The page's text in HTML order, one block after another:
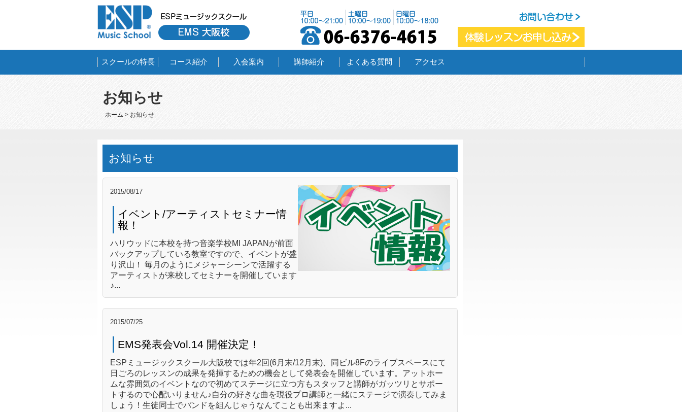
スクールの特長 コース紹介 入会案内 講師紹介 よくある質問 アクセス
お知らせ
ホーム > お知らせ
お知らせ
2015/08/17
イベント/アーティストセミナー情
報！
ハリウッドに本校を持つ音楽学校MI JAPANが前面
バックアップしている教室ですので、イベントが盛
り沢山！ 毎月のようにメジャーシーンで活躍する
アーティストが来校してセミナーを開催しています
♪...
2015/07/25
EMS発表会Vol.14 開催決定！
ESPミュージックスクール大阪校では年2回(6月末/12月末)、同ビル8Fのライブスペースにて
日ごろのレッスンの成果を発揮するための機会として発表会を開催しています。アットホー
ムな雰囲気のイベントなので初めてステージに立つ方もスタッフと講師がガッツリとサポー
トするので心配いりません♪自分の好きな曲を現役プロ講師と一緒にステージで演奏してみま
しょう！生徒同士でバンドを組んじゃうなんてことも出来ますよ...